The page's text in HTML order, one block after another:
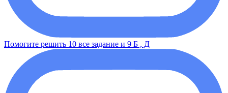
Помогите решить 10 все задание и 9 Б , Д